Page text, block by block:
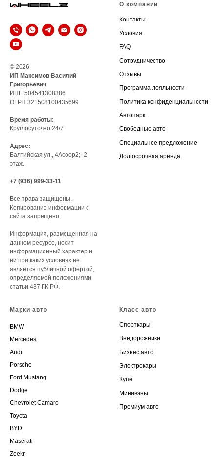
© 2026
ИП Максимов Василий
Григорьевич
ИНН 504541308386
ОГРН 321508100435699
Время работы:
Круглосуточно 24/7
Адрес:
Балтийская ул., 4Асоор2; -2
этаж.
+7 (936) 999-33-11
Все права защищены.
Копирование информации с
сайта запрещено.
Информация, размещенная на
данном ресурсе, носит
информационный характер и
ни при каких условиях не
является публичной офертой,
определяемой положениями
статьи 437 ГК РФ.
О компании
Контакты
Условия
FAQ
Сотрудничество
Отзывы
Программа лояльности
Политика конфиденциальности
Автопарк
Свободные авто
Специальное предложение
Долгосрочная аренда
Марки авто
BMW
Mercedes
Audi
Porsche
Ford Mustang
Dodge
Chevrolet Camaro
Toyota
BYD
Maserati
Zeekr
Класс авто
Спорткары
Внедорожники
Бизнес авто
Электрокары
Купе
Минивэны
Премиум авто